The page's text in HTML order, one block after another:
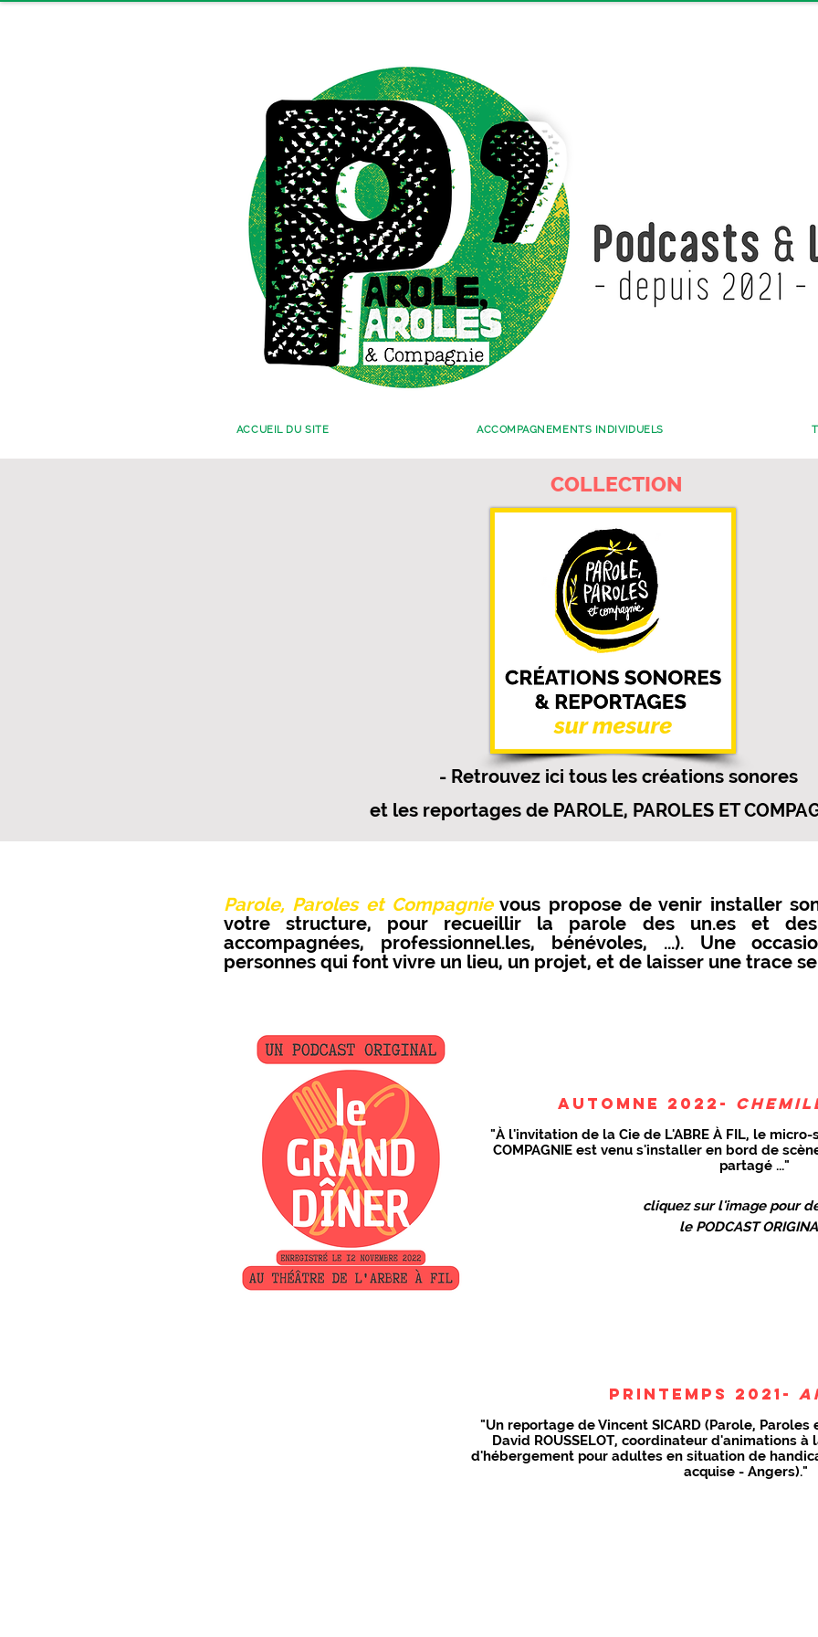
ACCUEIL DU SITE ACCOMPAGNEMENTS INDIVIDUELS
COLLECTION
- Retrouvez ici tous les créations sonores
et les reportages de PAROLE, PAROLES ET
Parole, Paroles et Compagnievous propose de venir installer
votre structure, pour recueillir la parole des un.es et des
accompagnées, professionnel.les, bénévoles, ...). Une
personnes qui font vivre un lieu, un projet, et de laisser une trace
automne 2022-
"À l'invitation de la Cie de L'ABRE À FIL, le micro-
COMPAGNIE est venu s'installer en bord de
partagé ..."
cliquez sur l'image pour
le PODCAST
Printemps 2021-
"Un reportage de Vincent SICARD (Parole,
David ROUSSELOT, coordinateur d'animations à
d'hébergement pour adultes en situation de
acquise - Angers)."